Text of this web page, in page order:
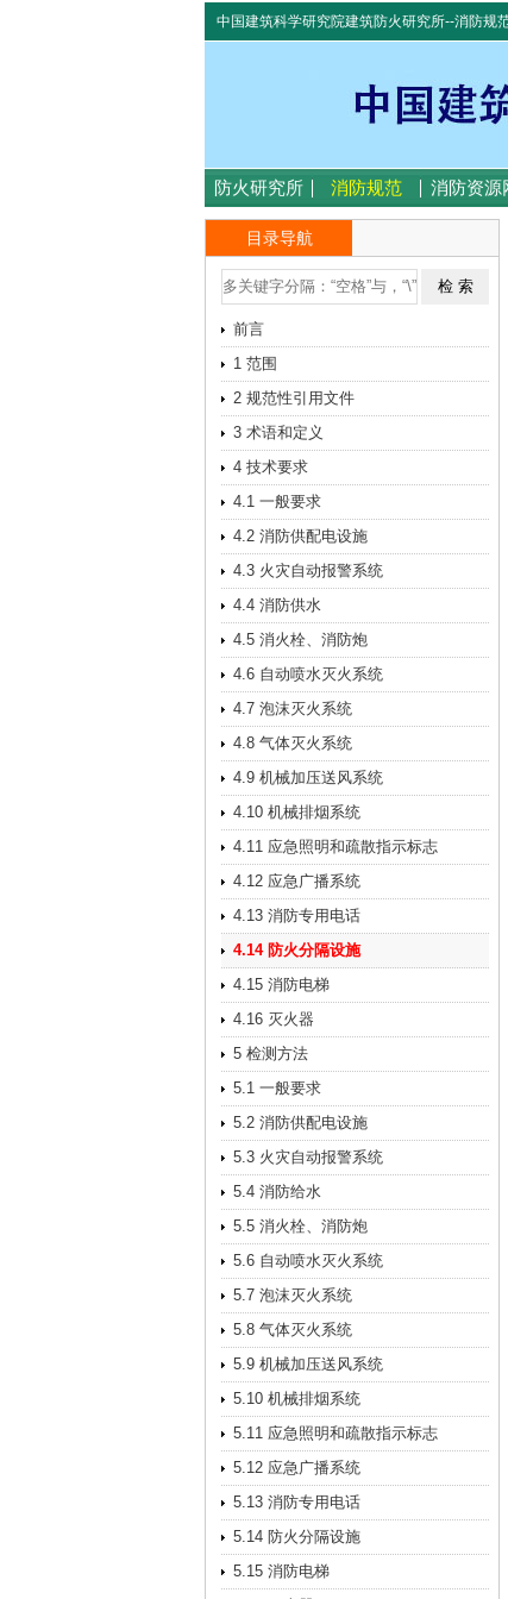
中国建筑科学研究院建筑防火研究所--消防规
防火研究所 消防规范 消防资源
目录导航
前言
1 范围
2 规范性引用文件
3 术语和定义
4 技术要求
4.1 一般要求
4.2 消防供配电设施
4.3 火灾自动报警系统
4.4 消防供水
4.5 消火栓、消防炮
4.6 自动喷水灭火系统
4.7 泡沫灭火系统
4.8 气体灭火系统
4.9 机械加压送风系统
4.10 机械排烟系统
4.11 应急照明和疏散指示标志
4.12 应急广播系统
4.13 消防专用电话
4.14 防火分隔设施
4.15 消防电梯
4.16 灭火器
5 检测方法
5.1 一般要求
5.2 消防供配电设施
5.3 火灾自动报警系统
5.4 消防给水
5.5 消火栓、消防炮
5.6 自动喷水灭火系统
5.7 泡沫灭火系统
5.8 气体灭火系统
5.9 机械加压送风系统
5.10 机械排烟系统
5.11 应急照明和疏散指示标志
5.12 应急广播系统
5.13 消防专用电话
5.14 防火分隔设施
5.15 消防电梯